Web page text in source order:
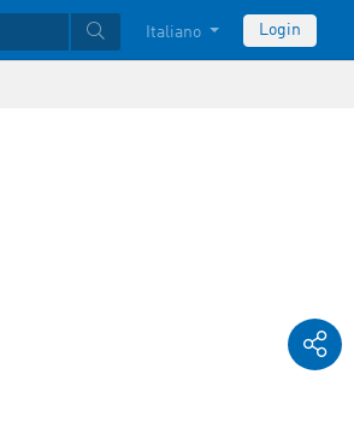
Italiano Login